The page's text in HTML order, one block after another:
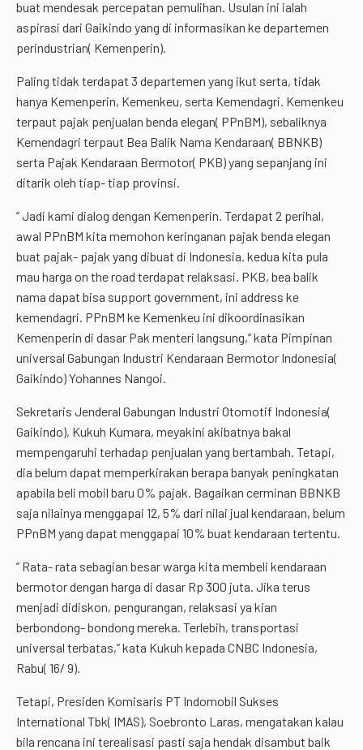
buat mendesak percepatan pemulihan. Usulan ini ialah
aspirasi dari Gaikindo yang di informasikan ke departemen
perindustrian( Kemenperin).
Paling tidak terdapat 3 departemen yang ikut serta, tidak
hanya Kemenperin, Kemenkeu, serta Kemendagri. Kemenkeu
terpaut pajak penjualan benda elegan( PPnBM), sebaliknya
Kemendagri terpaut Bea Balik Nama Kendaraan( BBNKB)
serta Pajak Kendaraan Bermotor( PKB) yang sepanjang ini
ditarik oleh tiap- tiap provinsi.
” Jadi kami dialog dengan Kemenperin. Terdapat 2 perihal,
awal PPnBM kita memohon keringanan pajak benda elegan
buat pajak- pajak yang dibuat di Indonesia. kedua kita pula
mau harga on the road terdapat relaksasi. PKB, bea balik
nama dapat bisa support government, ini address ke
kemendagri. PPnBM ke Kemenkeu ini dikoordinasikan
Kemenperin di dasar Pak menteri langsung,” kata Pimpinan
universal Gabungan Industri Kendaraan Bermotor Indonesia(
Gaikindo) Yohannes Nangoi.
Sekretaris Jenderal Gabungan Industri Otomotif Indonesia(
Gaikindo), Kukuh Kumara, meyakini akibatnya bakal
mempengaruhi terhadap penjualan yang bertambah. Tetapi,
dia belum dapat memperkirakan berapa banyak peningkatan
apabila beli mobil baru 0% pajak. Bagaikan cerminan BBNKB
saja nilainya menggapai 12, 5% dari nilai jual kendaraan, belum
PPnBM yang dapat menggapai 10% buat kendaraan tertentu.
” Rata- rata sebagian besar warga kita membeli kendaraan
bermotor dengan harga di dasar Rp 300 juta. Jika terus
menjadi didiskon, pengurangan, relaksasi ya kian
berbondong- bondong mereka. Terlebih, transportasi
universal terbatas,” kata Kukuh kepada CNBC Indonesia,
Rabu( 16/ 9).
Tetapi, Presiden Komisaris PT Indomobil Sukses
International Tbk( IMAS), Soebronto Laras, mengatakan kalau
bila rencana ini terealisasi pasti saja hendak disambut baik